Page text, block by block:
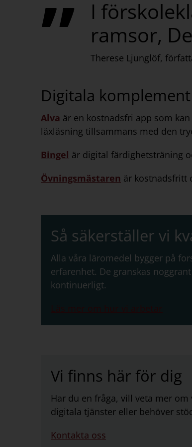
I
ramsor,
Therese Ljunglöf,
Digitala komplement
Alva är en kostnadsfri app som
läxläsning tillsammans med den
Bingel är digital färdighetsträning
Övningsmästaren är kostnadsfritt
Så säkerställer vi
Alla våra läromedel bygger på
erfarenhet. De granskas
kontinuerligt.
Vi finns här för dig
Har du en fråga, vill veta mer om
digitala tjänster eller behöver
Kontakta oss